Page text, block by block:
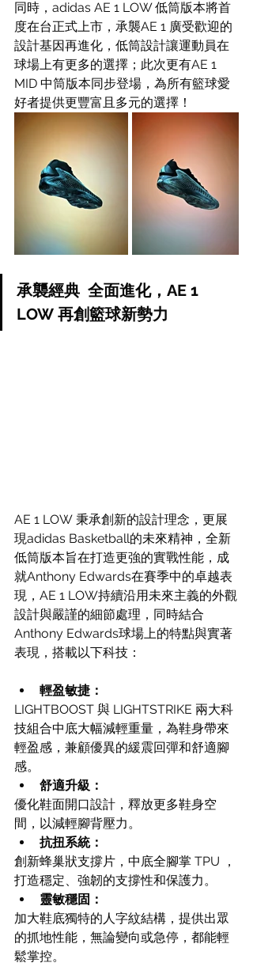
同時，adidas AE 1 LOW 低筒版本將首
度在台正式上市，承襲AE 1 廣受歡迎的
設計基因再進化，低筒設計讓運動員在
球場上有更多的選擇；此次更有AE 1
MID 中筒版本同步登場，為所有籃球愛
好者提供更豐富且多元的選擇！
承襲經典  全面進化，AE 1
LOW 再創籃球新勢力
AE 1 LOW 秉承創新的設計理念，更展
現adidas Basketball的未來精神，全新
低筒版本旨在打造更強的實戰性能，成
就Anthony Edwards在賽季中的卓越表
現，AE 1 LOW持續沿用未來主義的外觀
設計與嚴謹的細節處理，同時結合
Anthony Edwards球場上的特點與實著
表現，搭載以下科技：
輕盈敏捷：
LIGHTBOOST 與 LIGHTSTRIKE 兩大科
技組合中底大幅減輕重量，為鞋身帶來
輕盈感，兼顧優異的緩震回彈和舒適腳
感。
舒適升級：
優化鞋面開口設計，釋放更多鞋身空
間，以減輕腳背壓力。
抗扭系統：
創新蜂巢狀支撐片，中底全腳掌 TPU ，
打造穩定、強韌的支撐性和保護力。
靈敏穩固：
加大鞋底獨特的人字紋結構，提供出眾
的抓地性能，無論變向或急停，都能輕
鬆掌控。